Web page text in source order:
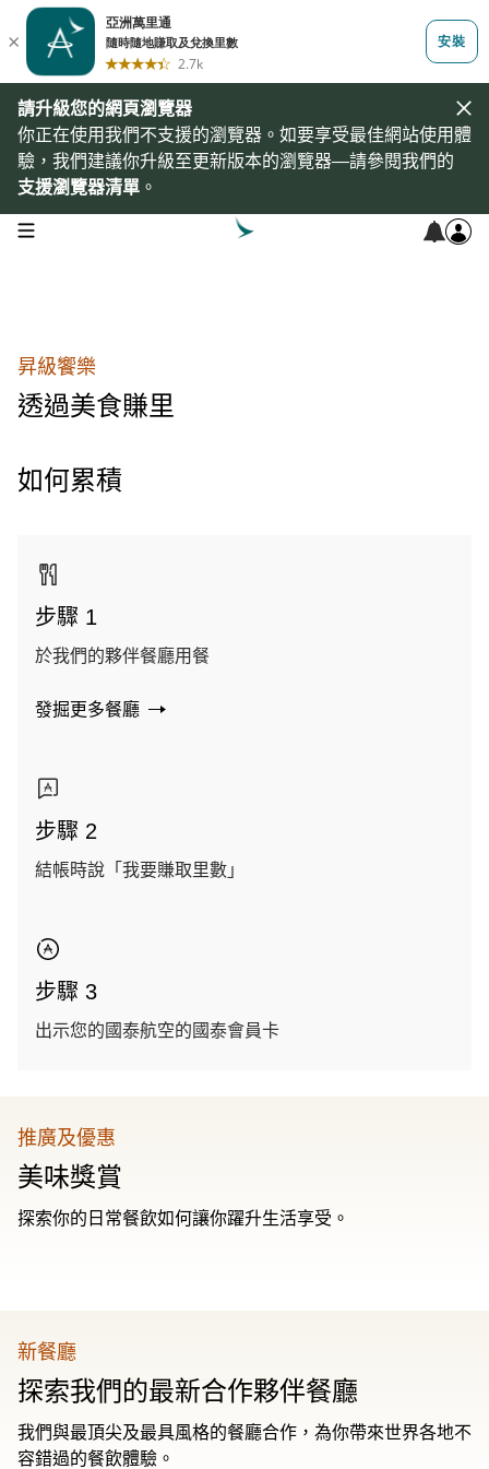
請升級您的網頁瀏覽器
你正在使用我們不支援的瀏覽器。如要享受最佳網站使用體
驗，我們建議你升級至更新版本的瀏覽器—請參閱我們的
支援瀏覽器清單 。
open navigation menu
昇級饗樂
透過美食賺里
如何累積
步驟 1
於我們的夥伴餐廳用餐
發掘更多餐廳
步驟 2
結帳時說「我要賺取里數」
步驟 3
出示您的國泰航空的國泰會員卡
推廣及優惠
美味獎賞
探索你的日常餐飲如何讓你躍升生活享受。
新餐廳
探索我們的最新合作夥伴餐廳
我們與最頂尖及最具風格的餐廳合作，為你帶來世界各地不
容錯過的餐飲體驗。